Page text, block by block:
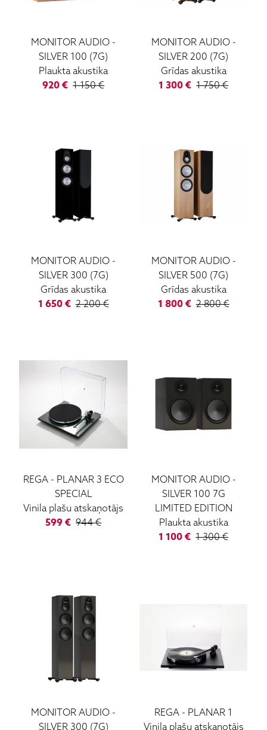
MONITOR AUDIO -
SILVER 100 (7G)
Plaukta akustika
920 € 1 150€
MONITOR AUDIO-
SILVER 200 (7G)
Grīdas akustika
1 300 € 1 750€
MONITOR AUDIO -
SILVER 300 (7G)
Grīdas akustika
1 650€ 2 200€
MONITOR AUDIO-
SILVER 500 (7G)
Grīdas akustika
1 800€ 2 800€
REGA- PLANAR 3 ECO
SPECIAL
Vinila plašu atskaņotājs
599 € 944€
MONITOR AUDIO-
SILVER 100 7G
LIMITED EDITION
Plaukta akustika
1 100 € 1 300€
MONITOR AUDIO -
SILVER 300 (7G)
REGA - PLANAR 1
Vinila plašu atskaņotājs